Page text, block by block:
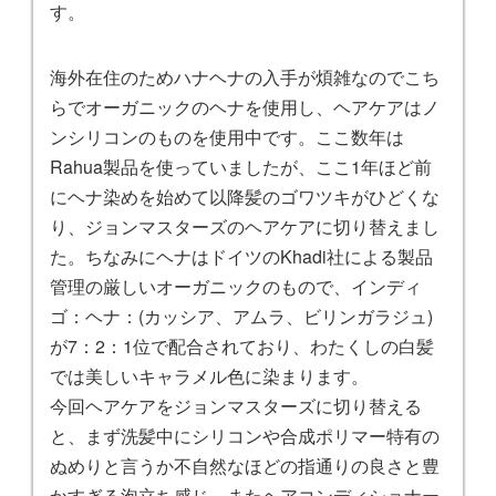
す。
海外在住のためハナヘナの入手が煩雑なのでこち
らでオーガニックのヘナを使用し、ヘアケアはノ
ンシリコンのものを使用中です。ここ数年は
Rahua製品を使っていましたが、ここ1年ほど前
にヘナ染めを始めて以降髪のゴワツキがひどくな
り、ジョンマスターズのヘアケアに切り替えまし
た。ちなみにヘナはドイツのKhadi社による製品
管理の厳しいオーガニックのもので、インディ
ゴ：ヘナ：(カッシア、アムラ、ビリンガラジュ)
が7：2：1位で配合されており、わたくしの白髪
では美しいキャラメル色に染まります。
今回ヘアケアをジョンマスターズに切り替える
と、まず洗髪中にシリコンや合成ポリマー特有の
ぬめりと言うか不自然なほどの指通りの良さと豊